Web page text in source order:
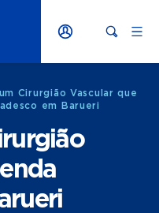
Cirurgião Vascular que
em Barueri